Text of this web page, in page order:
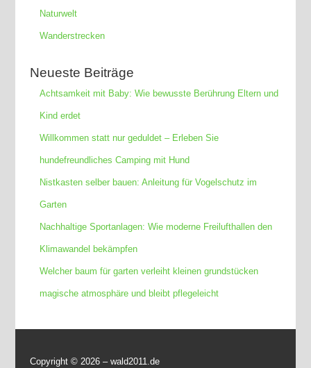
Naturwelt
Wanderstrecken
Neueste Beiträge
Achtsamkeit mit Baby: Wie bewusste Berührung Eltern und
Kind erdet
Willkommen statt nur geduldet – Erleben Sie
hundefreundliches Camping mit Hund
Nistkasten selber bauen: Anleitung für Vogelschutz im
Garten
Nachhaltige Sportanlagen: Wie moderne Freilufthallen den
Klimawandel bekämpfen
Welcher baum für garten verleiht kleinen grundstücken
magische atmosphäre und bleibt pflegeleicht
Copyright © 2026 – wald2011.de